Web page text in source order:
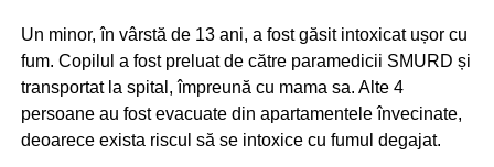
Un minor, în vârstă de 13 ani, a fost găsit intoxicat ușor cu
fum. Copilul a fost preluat de către paramedicii SMURD și
transportat la spital, împreună cu mama sa. Alte 4
persoane au fost evacuate din apartamentele învecinate,
deoarece exista riscul să se intoxice cu fumul degajat.